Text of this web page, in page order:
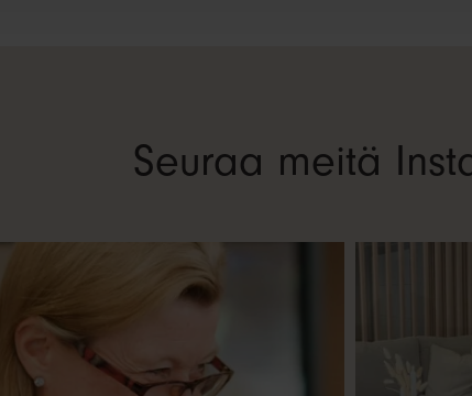
Seuraa meitä